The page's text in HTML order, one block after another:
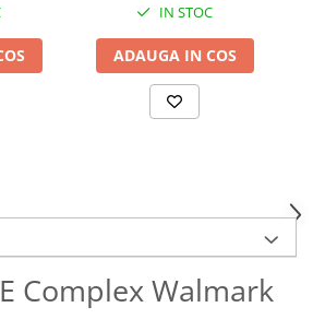
IN STOC
ADAUGA IN COS
Complex Walmark